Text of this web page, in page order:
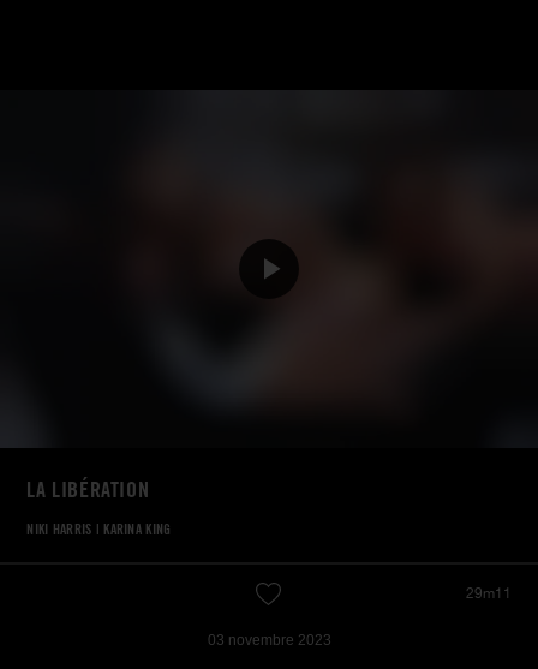
LA LIBÉRATION
NIKI HARRIS | KARINA KING
29m11
03 novembre 2023